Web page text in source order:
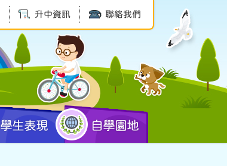
升中資訊 聯絡我們
學生表現 自學園地